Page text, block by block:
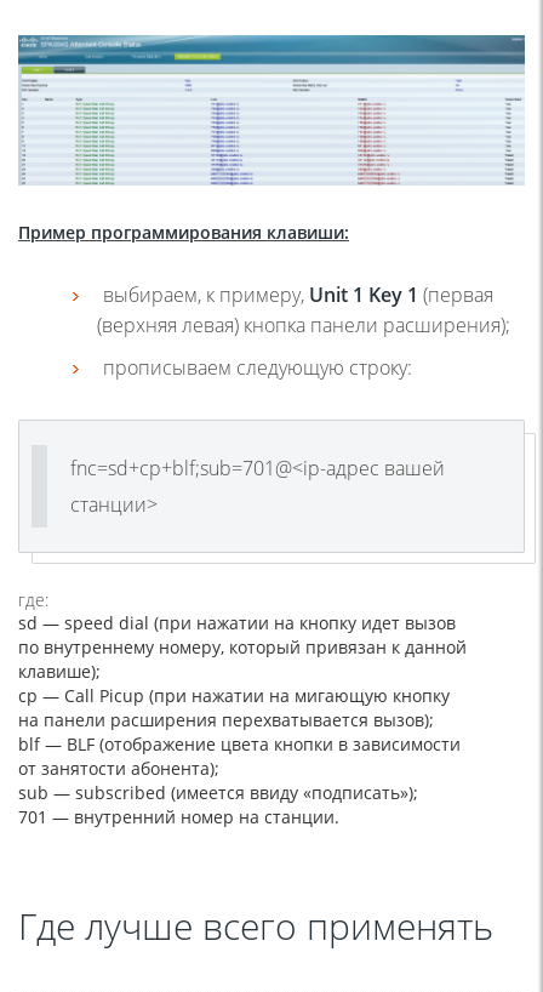
Пример программирования клавиши:
выбираем, к примеру, Unit 1 Key 1 (первая
(верхняя левая) кнопка панели расширения);
прописываем следующую строку:
fnc=sd+cp+blf;sub=701@<ip-адрес вашей
станции>
где:
sd — speed dial (при нажатии на кнопку идет вызов
по внутреннему номеру, который привязан к данной
клавише);
cp — Call Picup (при нажатии на мигающую кнопку
на панели расширения перехватывается вызов);
blf — BLF (отображение цвета кнопки в зависимости
от занятости абонента);
sub — subscribed (имеется ввиду «подписать»);
701 — внутренний номер на станции.
Где лучше всего применять